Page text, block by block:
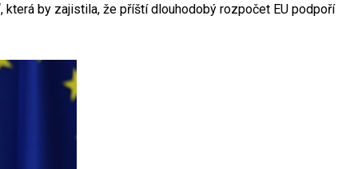
která by zajistila, že příští dlouhodobý rozpočet EU podpoří